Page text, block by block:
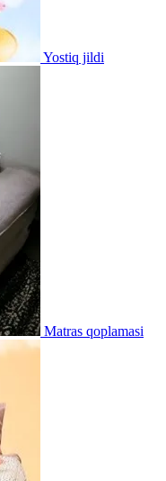
Yostiq jildi
Matras qoplamasi